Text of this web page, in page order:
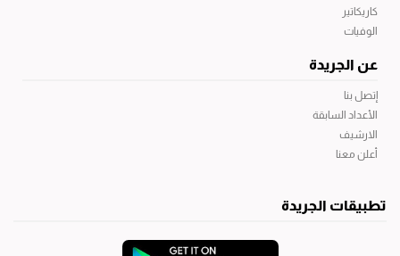
كاريكاتير
الوفيات
عن الجريدة
إتصل بنا
الأعداد السابقة
الارشيف
أعلن معنا
تطبيقات الجريدة